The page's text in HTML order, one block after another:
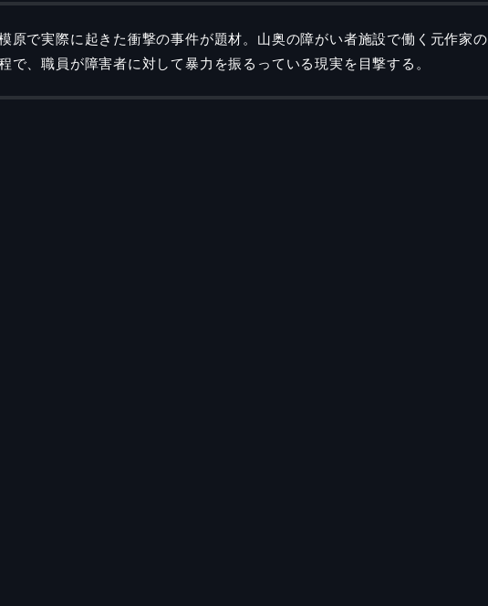
原で実際に起きた衝撃の事件が題材。山奥の障がい者施設で働く元作家の
で、職員が障害者に対して暴力を振るっている現実を目撃する。